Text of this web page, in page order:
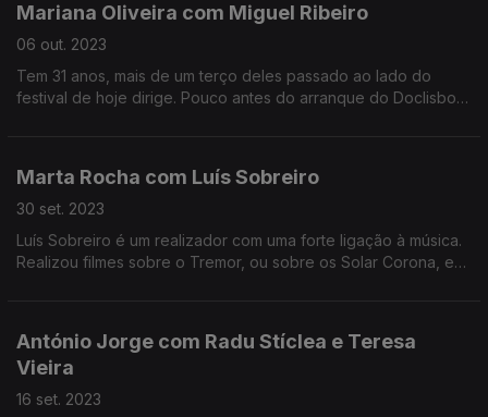
Mariana Oliveira com Miguel Ribeiro
06 out. 2023
Tem 31 anos, mais de um terço deles passado ao lado do
festival de hoje dirige. Pouco antes do arranque do Doclisboa,
Marta Rocha com Luís Sobreiro
30 set. 2023
Luís Sobreiro é um realizador com uma forte ligação à música.
Realizou filmes sobre o Tremor, ou sobre os Solar Corona, e
António Jorge com Radu Stíclea e Teresa
Vieira
16 set. 2023